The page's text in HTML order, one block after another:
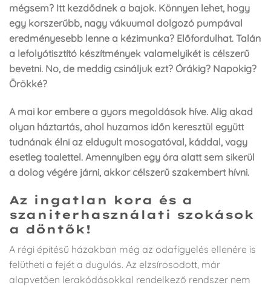
mégsem? Itt kezdődnek a bajok. Könnyen lehet, hogy
egy korszerűbb, nagy vákuumal dolgozó pumpával
eredményesebb lenne a kézimunka? Előfordulhat. Talán
a lefolyótisztító készítmények valamelyikét is célszerű
bevetni. No, de meddig csináljuk ezt? Órákig? Napokig?
Örökké?
A mai kor embere a gyors megoldások híve. Alig akad
olyan háztartás, ahol huzamos időn keresztül együtt
tudnának élni az eldugult mosogatóval, káddal, vagy
esetleg toalettel. Amennyiben egy óra alatt sem sikerül
a dolog végére járni, akkor célszerű szakembert hívni.
Az ingatlan kora és a
szaniterhasználati szokások
a döntők!
A régi építésű házakban még az odafigyelés ellenére is
felütheti a fejét a dugulás. Az elzsírosodott, már
alapvetően lerakódásokkal rendelkező rendszer nem